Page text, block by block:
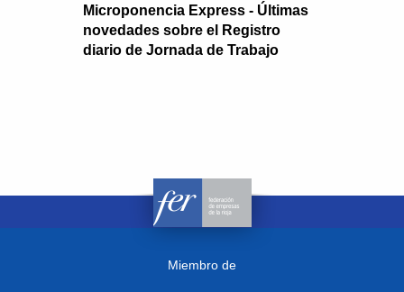
Microponencia Express - Últimas
novedades sobre el Registro
diario de Jornada de Trabajo
Miembro de